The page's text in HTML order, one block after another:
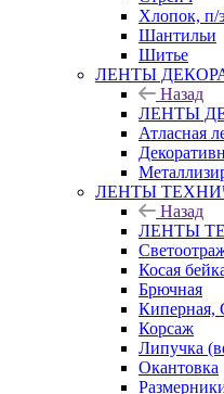
Хлопок, п/
Шантильи
Шитье
ЛЕНТЫ
Назад
ЛЕНТЫ
Атласная
ЛЕНТЫ
Назад
ЛЕНТЫ
Косая
Брючная
Киперная,
Корсаж
Липучка
Окантовка